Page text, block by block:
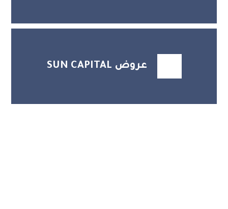
عروض SUN CAPITAL